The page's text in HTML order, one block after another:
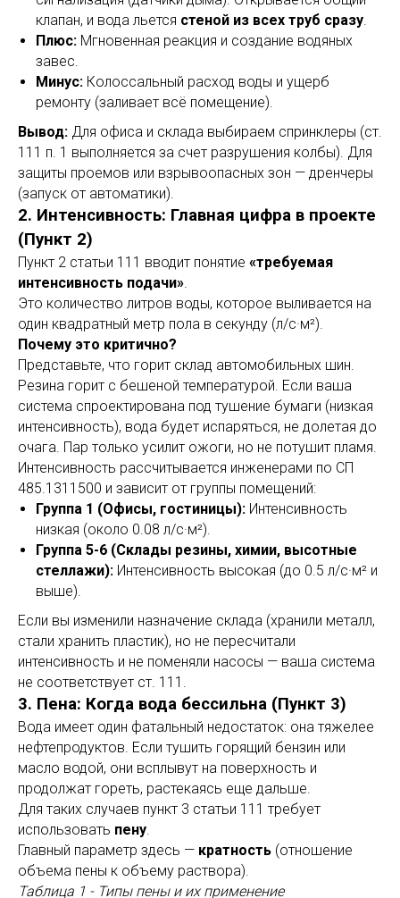
клапан, и вода льется стеной из всех труб сразу.
Плюс: Мгновенная реакция и создание водяных
завес.
Минус: Колоссальный расход воды и ущерб
ремонту (заливает всё помещение).
Вывод: Для офиса и склада выбираем спринклеры (ст.
111 п. 1 выполняется за счет разрушения колбы). Для
защиты проемов или взрывоопасных зон — дренчеры
(запуск от автоматики).
2. Интенсивность: Главная цифра в проекте
(Пункт 2)
Пункт 2 статьи 111 вводит понятие «требуемая
интенсивность подачи».
Это количество литров воды, которое выливается на
один квадратный метр пола в секунду (л/с·м²).
Почему это критично?
Представьте, что горит склад автомобильных шин.
Резина горит с бешеной температурой. Если ваша
система спроектирована под тушение бумаги (низкая
интенсивность), вода будет испаряться, не долетая до
очага. Пар только усилит ожоги, но не потушит пламя.
Интенсивность рассчитывается инженерами по СП
485.1311500 и зависит от группы помещений:
Группа 1 (Офисы, гостиницы): Интенсивность
низкая (около 0.08 л/с·м²).
Группа 5-6 (Склады резины, химии, высотные
стеллажи): Интенсивность высокая (до 0.5 л/с·м² и
выше).
Если вы изменили назначение склада (хранили металл,
стали хранить пластик), но не пересчитали
интенсивность и не поменяли насосы — ваша система
не соответствует ст. 111.
3. Пена: Когда вода бессильна (Пункт 3)
Вода имеет один фатальный недостаток: она тяжелее
нефтепродуктов. Если тушить горящий бензин или
масло водой, они всплывут на поверхность и
продолжат гореть, растекаясь еще дальше.
Для таких случаев пункт 3 статьи 111 требует
использовать пену.
Главный параметр здесь — кратность (отношение
объема пены к объему раствора).
Таблица 1 - Типы пены и их применение